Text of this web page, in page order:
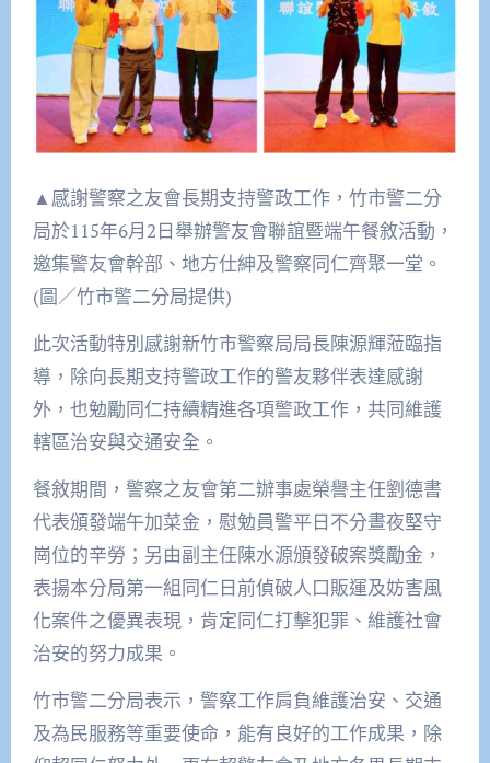
▲感謝警察之友會長期支持警政工作，竹市警二分
局於115年6月2日舉辦警友會聯誼暨端午餐敘活動，
邀集警友會幹部、地方仕紳及警察同仁齊聚一堂。
(圖／竹市警二分局提供)
此次活動特別感謝新竹市警察局局長陳源輝蒞臨指
導，除向長期支持警政工作的警友夥伴表達感謝
外，也勉勵同仁持續精進各項警政工作，共同維護
轄區治安與交通安全。
餐敘期間，警察之友會第二辦事處榮譽主任劉德書
代表頒發端午加菜金，慰勉員警平日不分晝夜堅守
崗位的辛勞；另由副主任陳水源頒發破案獎勵金，
表揚本分局第一組同仁日前偵破人口販運及妨害風
化案件之優異表現，肯定同仁打擊犯罪、維護社會
治安的努力成果。
竹市警二分局表示，警察工作肩負維護治安、交通
及為民服務等重要使命，能有良好的工作成果，除